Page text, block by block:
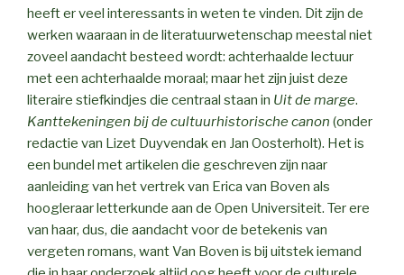
heeft er veel interessants in weten te vinden. Dit zijn de
werken waaraan in de literatuurwetenschap meestal niet
zoveel aandacht besteed wordt: achterhaalde lectuur
met een achterhaalde moraal; maar het zijn juist deze
literaire stiefkindjes die centraal staan in Uit de marge.
Kanttekeningen bij de cultuurhistorische canon (onder
redactie van Lizet Duyvendak en Jan Oosterholt). Het is
een bundel met artikelen die geschreven zijn naar
aanleiding van het vertrek van Erica van Boven als
hoogleraar letterkunde aan de Open Universiteit. Ter ere
van haar, dus, die aandacht voor de betekenis van
vergeten romans, want Van Boven is bij uitstek iemand